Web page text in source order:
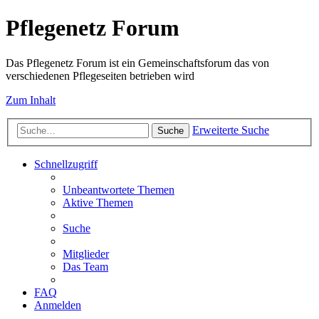
Pflegenetz Forum
Das Pflegenetz Forum ist ein Gemeinschaftsforum das von
verschiedenen Pflegeseiten betrieben wird
Zum Inhalt
Suche Erweiterte Suche
Schnellzugriff
Unbeantwortete Themen
Aktive Themen
Suche
Mitglieder
Das Team
FAQ
Anmelden